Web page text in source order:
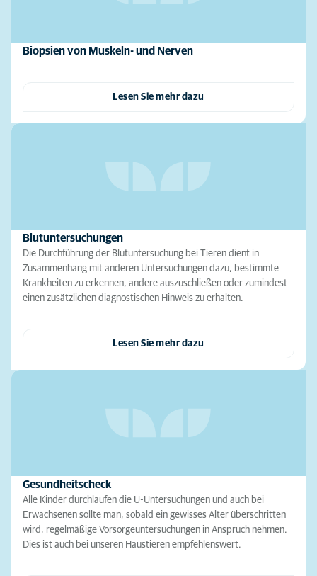
Biopsien von Muskeln- und Nerven
Lesen Sie mehr dazu
Blutuntersuchungen
Die Durchführung der Blutuntersuchung bei Tieren dient in
Zusammenhang mit anderen Untersuchungen dazu, bestimmte
Krankheiten zu erkennen, andere auszuschließen oder zumindest
einen zusätzlichen diagnostischen Hinweis zu erhalten.
Lesen Sie mehr dazu
Gesundheitscheck
Alle Kinder durchlaufen die U-Untersuchungen und auch bei
Erwachsenen sollte man, sobald ein gewisses Alter überschritten
wird, regelmäßige Vorsorgeuntersuchungen in Anspruch nehmen.
Dies ist auch bei unseren Haustieren empfehlenswert.